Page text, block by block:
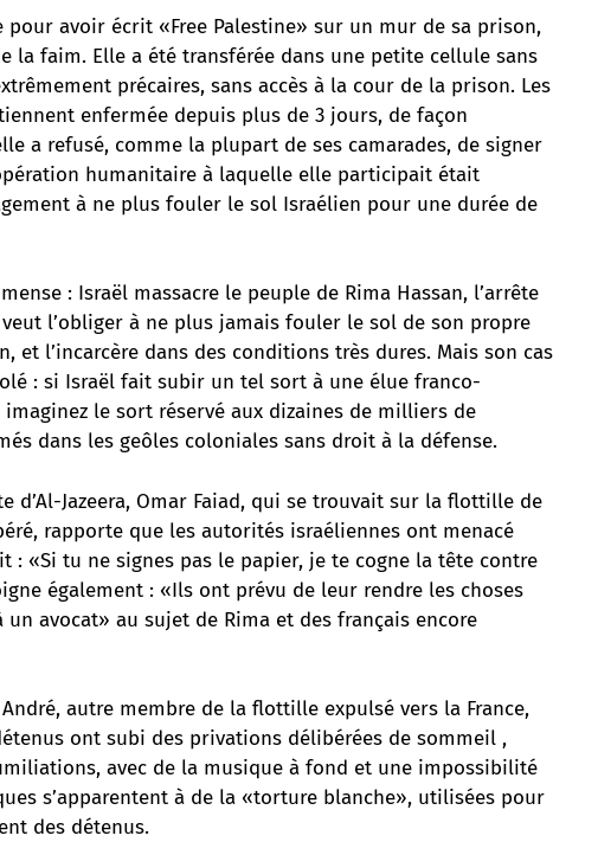
pour avoir écrit «Free Palestine» sur un mur de sa prison,
la faim. Elle a été transférée dans une petite cellule sans
précaires, sans accès à la cour de la prison. Les
enfermée depuis plus de 3 jours, de façon
a refusé, comme la plupart de ses camarades, de signer
humanitaire à laquelle elle participait était
à ne plus fouler le sol Israélien pour une durée de
: Israël massacre le peuple de Rima Hassan, l’arrête
l’obliger à ne plus jamais fouler le sol de son propre
et l’incarcère dans des conditions très dures. Mais son cas
: si Israël fait subir un tel sort à une élue franco-
le sort réservé aux dizaines de milliers de
dans les geôles coloniales sans droit à la défense.
d’Al-Jazeera, Omar Faiad, qui se trouvait sur la flottille de
rapporte que les autorités israéliennes ont menacé
: «Si tu ne signes pas le papier, je te cogne la tête contre
également : «Ils ont prévu de leur rendre les choses
un avocat» au sujet de Rima et des français encore
autre membre de la flottille expulsé vers la France,
ont subi des privations délibérées de sommeil ,
avec de la musique à fond et une impossibilité
s’apparentent à de la «torture blanche», utilisées pour
des détenus.